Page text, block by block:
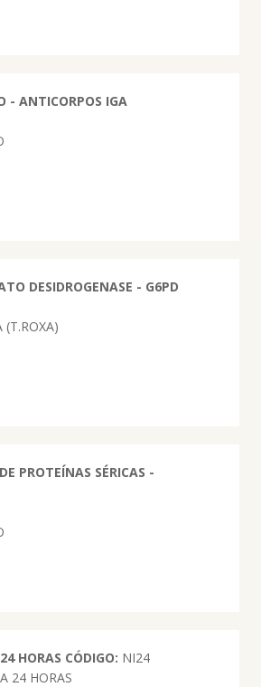
- ANTICORPOS IGA
DESIDROGENASE - G6PD
(T.ROXA)
PROTEÍNAS SÉRICAS -
HORAS CÓDIGO: NI24
24 HORAS